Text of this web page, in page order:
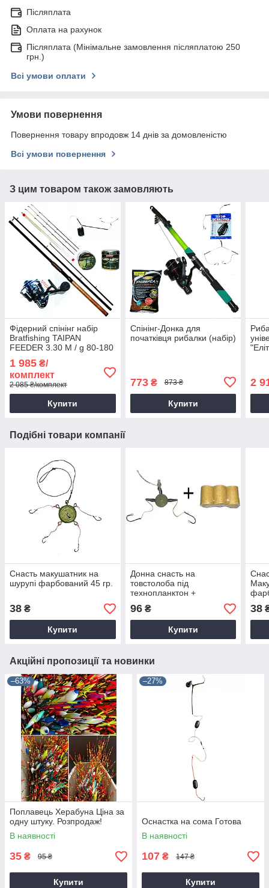
Післяплата
Оплата на рахунок
Післяплата (Мінімальне замовлення післяплатою 250
грн.)
Всі умови оплати
Умови повернення
Повернення товару впродовж 14 днів за домовленістю
Всі умови повернення
З цим товаром також замовляють
Фідерний спінінг набір
Bratfishing TAIPAN
FEEDER 3.30 M / g 80-180
1 985 ₴/
комплект
2 085 ₴/комплект
Купити
Спінінг-Донка для
початківця рибалки (набір)
773₴ 873 ₴
Купити
2
Подібні товари компанії
Снасть макушатник на
шурупі фарбований 45 гр.
38 ₴
Купити
Донна снасть на
товстолоба під
технопланктон +
технопланктон 3шт
96₴
Купити
38
Акційні пропозиції та новинки
–63%
Поплавець Херабуна Ціна за
одну штуку. Розпродаж!
В наявності
35 ₴ 95 ₴
Купити
–27%
Оснастка на сома Готова
В наявності
107 ₴ 147 ₴
Купити